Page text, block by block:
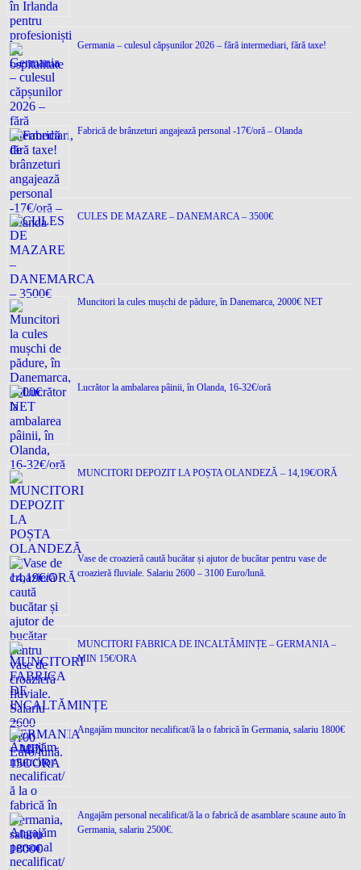
Germania – culesul căpșunilor 2026 – fără intermediari, fără taxe!
Fabrică de brânzeturi angajează personal -17€/oră – Olanda
CULES DE MAZARE – DANEMARCA – 3500€
Muncitori la cules mușchi de pădure, în Danemarca, 2000€ NET
Lucrător la ambalarea pâinii, în Olanda, 16-32€/oră
MUNCITORI DEPOZIT LA POȘTA OLANDEZĂ – 14,19€/ORĂ
Vase de croazieră caută bucătar și ajutor de bucătar pentru vase de
croazieră fluviale. Salariu 2600 – 3100 Euro/lună.
MUNCITORI FABRICA DE INCALTĂMINȚE – GERMANIA –
MIN 15€/ORA
Angajăm muncitor necalificat/ă la o fabrică în Germania, salariu 1800€
Angajăm personal necalificat/ă la o fabrică de asamblare scaune auto în
Germania, salariu 2500€.